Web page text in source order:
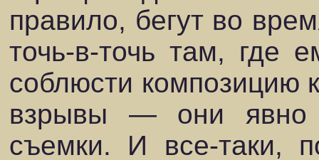
правило, бегут во
точь-в-точь там, где
соблюсти
взрывы — они явно
съемки. И все-таки,